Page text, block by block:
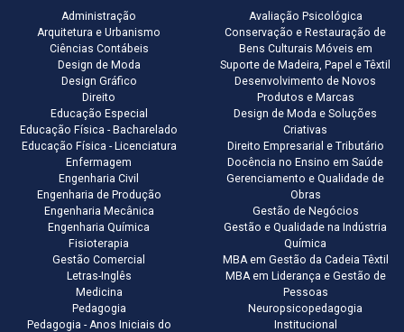
Administração
Arquitetura e Urbanismo
Ciências Contábeis
Design de Moda
Design Gráfico
Direito
Educação Especial
Educação Física - Bacharelado
Educação Física - Licenciatura
Enfermagem
Engenharia Civil
Engenharia de Produção
Engenharia Mecânica
Engenharia Química
Fisioterapia
Gestão Comercial
Letras-Inglês
Medicina
Pedagogia
Pedagogia - Anos Iniciais do
Avaliação Psicológica
Conservação e Restauração de
Bens Culturais Móveis em
Suporte de Madeira, Papel e Têxtil
Desenvolvimento de Novos
Produtos e Marcas
Design de Moda e Soluções
Criativas
Direito Empresarial e Tributário
Docência no Ensino em Saúde
Gerenciamento e Qualidade de
Obras
Gestão de Negócios
Gestão e Qualidade na Indústria
Química
MBA em Gestão da Cadeia Têxtil
MBA em Liderança e Gestão de
Pessoas
Neuropsicopedagogia
Institucional